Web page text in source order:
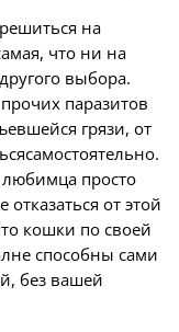
на
что ни на
выбора.
паразитов
грязи, от
просто
от этой
кошки по своей
способны сами
без вашей